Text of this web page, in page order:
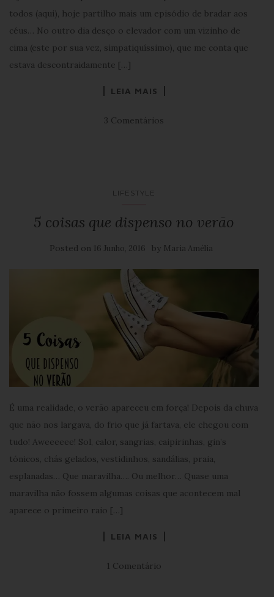
todos (aqui), hoje partilho mais um episódio de bradar aos
céus… No outro dia desço o elevador com um vizinho de
cima (este por sua vez, simpatiquíssimo), que me conta que
estava descontraidamente […]
LEIA MAIS
3 Comentários
LIFESTYLE
5 coisas que dispenso no verão
Posted on 16 Junho, 2016 by Maria Amélia
É uma realidade, o verão apareceu em força! Depois da chuva
que não nos largava, do frio que já fartava, ele chegou com
tudo! Aweeeeee! Sol, calor, sangrias, caipirinhas, gin’s
tónicos, chás gelados, vestidinhos, sandálias, praia,
esplanadas… Que maravilha…. Ou melhor… Quase uma
maravilha não fossem algumas coisas que acontecem mal
aparece o primeiro raio […]
LEIA MAIS
1 Comentário